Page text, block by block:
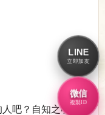
吧？自知之明，是
LINE
立即加友
微信
複製ID